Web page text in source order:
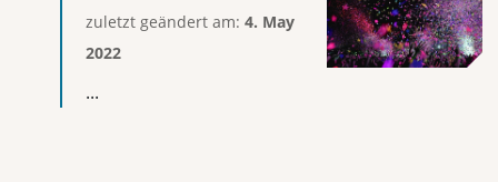
zuletzt geändert am: 4. May
2022
...